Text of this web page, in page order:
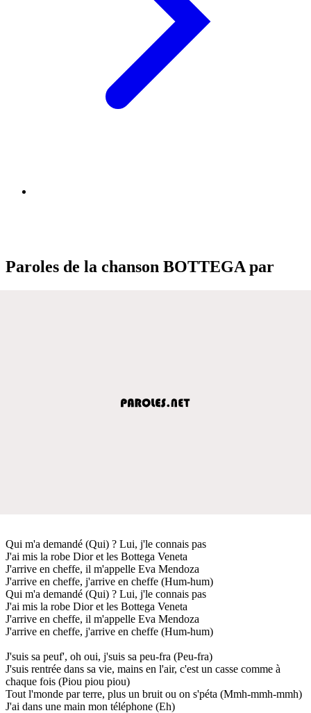
Paroles de la chanson BOTTEGA par
Qui m'a demandé (Qui) ? Lui, j'le connais pas
J'ai mis la robe Dior et les Bottega Veneta
J'arrive en cheffe, il m'appelle Eva Mendoza
J'arrive en cheffe, j'arrive en cheffe (Hum-hum)
Qui m'a demandé (Qui) ? Lui, j'le connais pas
J'ai mis la robe Dior et les Bottega Veneta
J'arrive en cheffe, il m'appelle Eva Mendoza
J'arrive en cheffe, j'arrive en cheffe (Hum-hum)
J'suis sa peuf', oh oui, j'suis sa peu-fra (Peu-fra)
J'suis rentrée dans sa vie, mains en l'air, c'est un casse comme à
chaque fois (Piou piou piou)
Tout l'monde par terre, plus un bruit ou on s'péta (Mmh-mmh-mmh)
J'ai dans une main mon téléphone (Eh)